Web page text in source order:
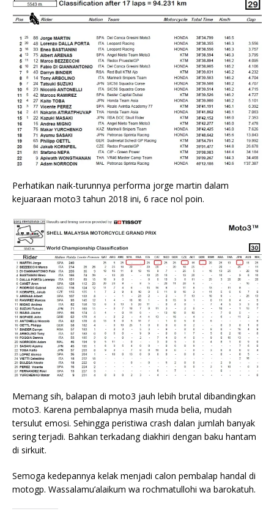
Perhatikan naik-turunnya performa jorge martin dalam
kejuaraan moto3 tahun 2018 ini, 6 race nol poin.
Memang sih, balapan di moto3 jauh lebih brutal dibandingkan
moto3. Karena pembalapnya masih muda belia, mudah
tersulut emosi. Sehingga peristiwa crash dalan jumlah banyak
sering terjadi. Bahkan terkadang diakhiri dengan baku hantam
di sirkuit.
Semoga kedepannya kelak menjadi calon pembalap handal di
motogp. Wassalamu’alaikum wa rochmatullohi wa barokatuh.